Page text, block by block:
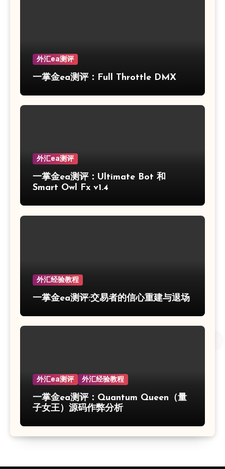
外汇ea测评
一掌金ea测评：Full Throttle DMX
外汇ea测评
一掌金ea测评：Ultimate Bot 和
Smart Owl Fx v1.4
外汇经验教程
一掌金ea测评:交易者的信心重建与退场
外汇ea测评 外汇经验教程
一掌金ea测评：Quantum Queen（量
子女王）源码作弊分析